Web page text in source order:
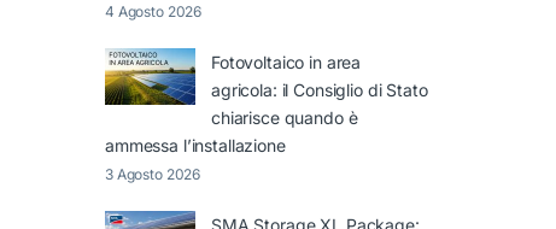
4 Agosto 2026
Fotovoltaico in area
agricola: il Consiglio di Stato
chiarisce quando è
ammessa l’installazione
3 Agosto 2026
SMA Storage XL Package: